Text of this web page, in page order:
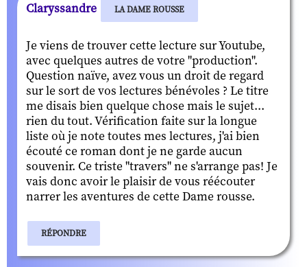
Claryssandre LA DAME ROUSSE
Je viens de trouver cette lecture sur Youtube,
avec quelques autres de votre "production".
Question naïve, avez vous un droit de regard
sur le sort de vos lectures bénévoles ? Le titre
me disais bien quelque chose mais le sujet...
rien du tout. Vérification faite sur la longue
liste où je note toutes mes lectures, j'ai bien
écouté ce roman dont je ne garde aucun
souvenir. Ce triste "travers" ne s'arrange pas! Je
vais donc avoir le plaisir de vous réécouter
narrer les aventures de cette Dame rousse.
RÉPONDRE